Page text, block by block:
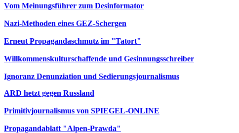
Vom Meinungsführer zum Desinformator
Nazi-Methoden eines GEZ-Schergen
Erneut Propagandaschmutz im "Tatort"
Willkommenskulturschaffende und Gesinnungsschreiber
Ignoranz Denunziation und Sedierungsjournalismus
ARD hetzt gegen Russland
Primitivjournalismus von SPIEGEL-ONLINE
Propagandablatt "Alpen-Prawda"